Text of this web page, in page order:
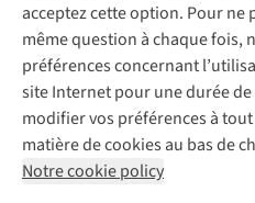
acceptez cette option. Pour ne
même question à chaque fois,
préférences concernant
site Internet pour une durée de
modifier vos préférences à
matière de cookies au bas de
Notre cookie policy
Mentions légales
Conditions générales